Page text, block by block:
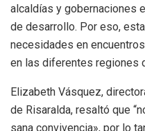
alcaldías y gobernaciones
de desarrollo. Por eso,
necesidades en
en las diferentes regiones
Elizabeth Vásquez,
de Risaralda, resaltó que
sana convivencia», por lo